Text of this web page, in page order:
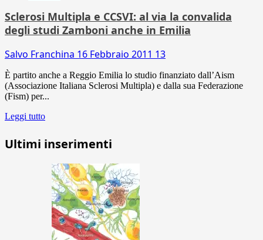
Sclerosi Multipla e CCSVI: al via la convalida
degli studi Zamboni anche in Emilia
Salvo Franchina 16 Febbraio 2011 13
È partito anche a Reggio Emilia lo studio finanziato dall’Aism
(Associazione Italiana Sclerosi Multipla) e dalla sua Federazione
(Fism) per...
Leggi tutto
Ultimi inserimenti